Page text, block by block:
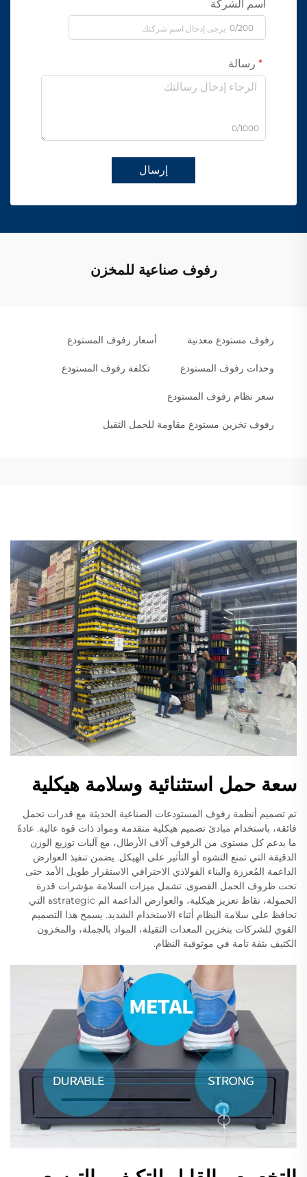
اسم الشركة
0/200
رسالة
0/1000
إرسال
رفوف صناعية للمخزن
رفوف مستودع معدنية أسعار رفوف المستودع
وحدات رفوف المستودع تكلفة رفوف المستودع
سعر نظام رفوف المستودع
رفوف تخزين مستودع مقاومة للحمل الثقيل
سعة حمل استثنائية وسلامة هيكلية
تم تصميم أنظمة رفوف المستودعات الصناعية الحديثة مع قدرات تحمل
فائقة، باستخدام مبادئ تصميم هيكلية متقدمة ومواد ذات قوة عالية. عادةً
ما يدعم كل مستوى من الرفوف آلاف الأرطال، مع آليات توزيع الوزن
الدقيقة التي تمنع التشوه أو التأثير على الهيكل. يضمن تنفيذ العوارض
الداعمة المُعززة والبناء الفولاذي الاحترافي الاستقرار طويل الأمد حتى
تحت ظروف الحمل القصوى. تشمل ميزات السلامة مؤشرات قدرة
الحمولة، نقاط تعزيز هيكلية، والعوارض الداعمة الم strategicة التي
تحافظ على سلامة النظام أثناء الاستخدام الشديد. يسمح هذا التصميم
القوي للشركات بتخزين المعدات الثقيلة، المواد بالجملة، والمخزون
الكثيف بثقة تامة في موثوقية النظام.